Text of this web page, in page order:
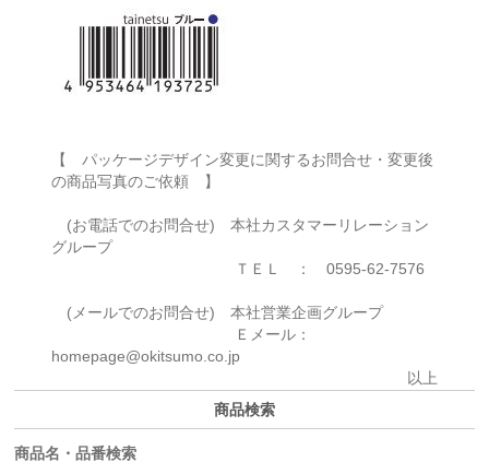
【 パッケージデザイン変更に関するお問合せ・変更後
の商品写真のご依頼 】
(お電話でのお問合せ) 本社カスタマーリレーション
グループ
ＴＥＬ ： 0595-62-7576
(メールでのお問合せ) 本社営業企画グループ
Ｅメール：
homepage@okitsumo.co.jp
以上
商品検索
商品名・品番検索